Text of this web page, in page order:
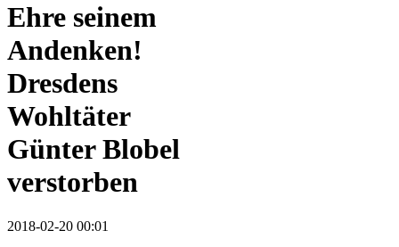
Ehre seinem
Andenken!
Dresdens
Wohltäter
Günter Blobel
verstorben
2018-02-20 00:01